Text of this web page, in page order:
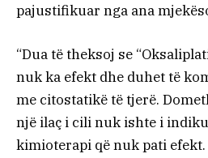
pajustifikuar nga ana
“Dua të theksoj se
nuk ka efekt dhe duhet të
me citostatikë të tjerë.
një ilaç i cili nuk ishte i
kimioterapi që nuk pati